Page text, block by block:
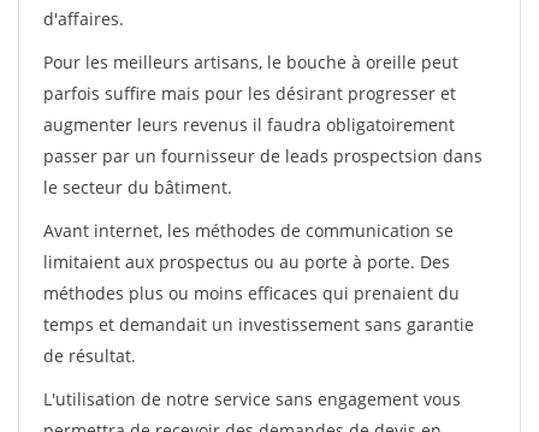
d'affaires.
Pour les meilleurs artisans, le bouche à oreille peut
parfois suffire mais pour les désirant progresser et
augmenter leurs revenus il faudra obligatoirement
passer par un fournisseur de leads prospectsion dans
le secteur du bâtiment.
Avant internet, les méthodes de communication se
limitaient aux prospectus ou au porte à porte. Des
méthodes plus ou moins efficaces qui prenaient du
temps et demandait un investissement sans garantie
de résultat.
L'utilisation de notre service sans engagement vous